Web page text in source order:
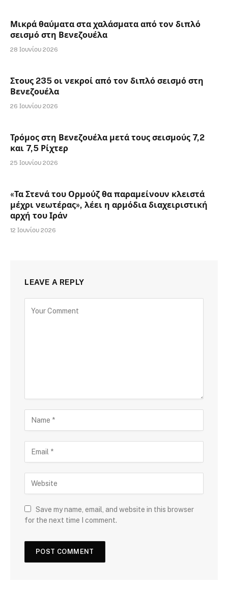
Μικρά θαύματα στα χαλάσματα από τον διπλό
σεισμό στη Βενεζουέλα
28 Ιουνίου 2026
Στους 235 οι νεκροί από τον διπλό σεισμό στη
Βενεζουέλα
26 Ιουνίου 2026
Τρόμος στη Βενεζουέλα μετά τους σεισμούς 7,2
και 7,5 Ρίχτερ
25 Ιουνίου 2026
«Τα Στενά του Ορμούζ θα παραμείνουν κλειστά
μέχρι νεωτέρας», λέει η αρμόδια διαχειριστική
αρχή του Ιράν
12 Ιουνίου 2026
LEAVE A REPLY
Save my name, email, and website in this browser
for the next time I comment.